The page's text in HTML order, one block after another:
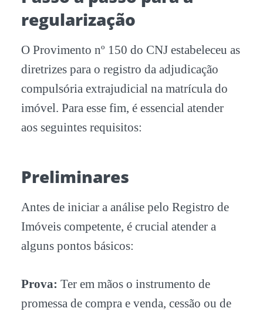
regularização
O Provimento nº 150 do CNJ estabeleceu as
diretrizes para o registro da adjudicação
compulsória extrajudicial na matrícula do
imóvel. Para esse fim, é essencial atender
aos seguintes requisitos:
Preliminares
Antes de iniciar a análise pelo Registro de
Imóveis competente, é crucial atender a
alguns pontos básicos:
Prova: Ter em mãos o instrumento de
promessa de compra e venda, cessão ou de